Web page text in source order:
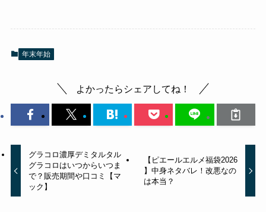
年末年始
よかったらシェアしてね！
グラコロ濃厚デミタルタル
グラコロはいつからいつま
で？販売期間や口コミ【マ
ック】
【ピエールエルメ福袋2026
】中身ネタバレ！改悪なの
は本当？